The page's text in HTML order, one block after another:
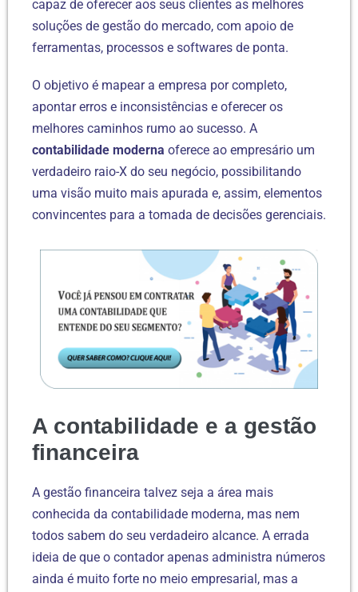
capaz de oferecer aos seus clientes as melhores
soluções de gestão do mercado, com apoio de
ferramentas, processos e softwares de ponta.
O objetivo é mapear a empresa por completo,
apontar erros e inconsistências e oferecer os
melhores caminhos rumo ao sucesso. A
contabilidade moderna oferece ao empresário um
verdadeiro raio-X do seu negócio, possibilitando
uma visão muito mais apurada e, assim, elementos
convincentes para a tomada de decisões gerenciais.
A contabilidade e a gestão
financeira
A gestão financeira talvez seja a área mais
conhecida da contabilidade moderna, mas nem
todos sabem do seu verdadeiro alcance. A errada
ideia de que o contador apenas administra números
ainda é muito forte no meio empresarial, mas a